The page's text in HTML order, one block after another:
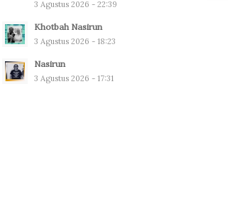
3 Agustus 2026 - 22:39
Khotbah Nasirun
3 Agustus 2026 - 18:23
Nasirun
3 Agustus 2026 - 17:31